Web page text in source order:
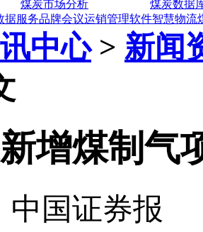
煤炭市场分析
煤炭数据
据服务品牌会议运销管理软件智慧物流
中心> 新闻
增煤制气
中国证券报